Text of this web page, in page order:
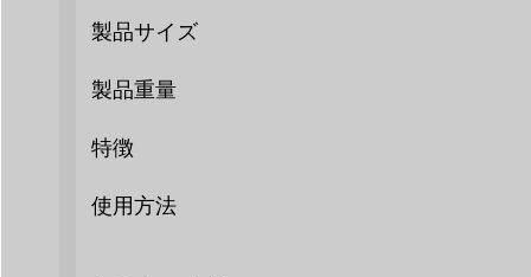
製品サイズ
製品重量
特徴
使用方法